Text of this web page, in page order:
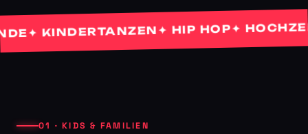
KINDERTANZEN✦ HIP HOP ✦
01 · KIDS & FAMILIEN